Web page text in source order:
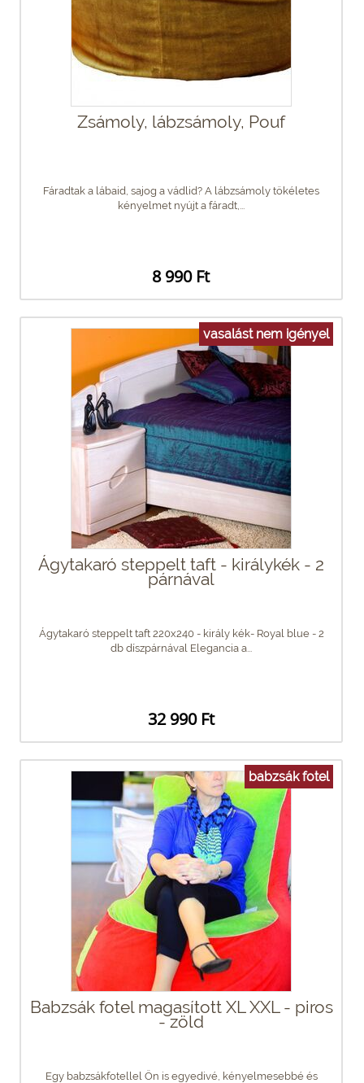
Zsámoly, lábzsámoly, Pouf
Fáradtak a lábaid, sajog a vádlid? A lábzsámoly tökéletes
kényelmet nyújt a fáradt,...
8 990 Ft
vasalást nem igényel
Ágytakaró steppelt taft - királykék - 2
párnával
Ágytakaró steppelt taft 220x240 - király kék- Royal blue - 2
db díszpárnával Elegancia a...
32 990 Ft
babzsák fotel
Babzsák fotel magasított XL XXL - piros
- zöld
Egy babzsákfotellel Ön is egyedivé, kényelmesebbé és